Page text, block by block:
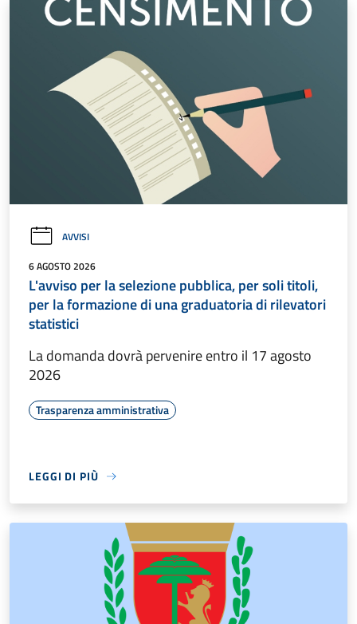
AVVISI
6 AGOSTO 2026
L'avviso per la selezione pubblica, per soli titoli,
per la formazione di una graduatoria di rilevatori
statistici
La domanda dovrà pervenire entro il 17 agosto
2026
Trasparenza amministrativa
LEGGI DI PIÙ